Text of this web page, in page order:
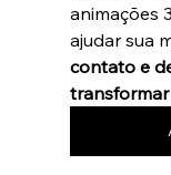
animações
ajudar sua
contato e
transformar